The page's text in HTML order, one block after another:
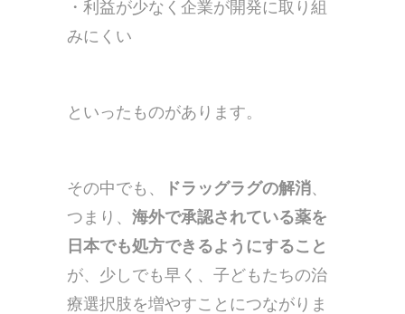
・利益が少なく企業が開発に取り組
みにくい
といったものがあります。
その中でも、 ドラッグラグの解消、
つまり、 海外で承認されている薬を
日本でも処方できるようにすること
が、少しでも早く、子どもたちの治
療選択肢を増やすことにつながりま